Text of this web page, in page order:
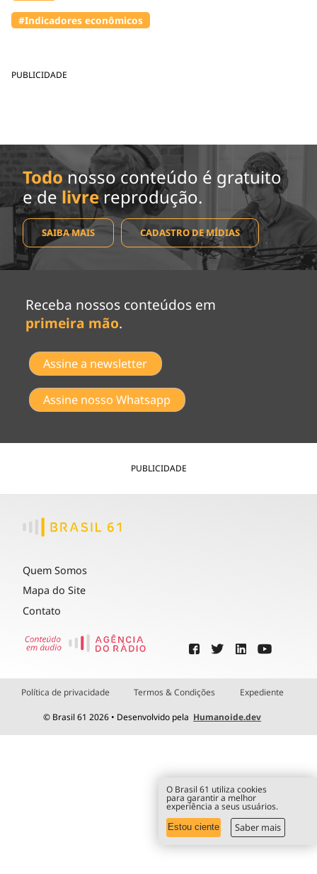
PUBLICIDADE
#Indicadores econômicos
Todo nosso conteúdo é gratuito
e de livrereprodução.
SAIBA MAIS CADASTRO DE MÍDIAS
Receba nossos conteúdos em
primeira mão.
Assine a newsletter
Assine nosso Whatsapp
PUBLICIDADE
Quem Somos
Mapa do Site
Contato
Política de privacidade Termos & Condições Expediente
© Brasil 61 2026 • Desenvolvido pela Humanoide.dev
O Brasil 61 utiliza cookies
para garantir a melhor
experiência a seus usuários.
Estou ciente Saber mais